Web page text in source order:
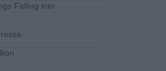
Falling into